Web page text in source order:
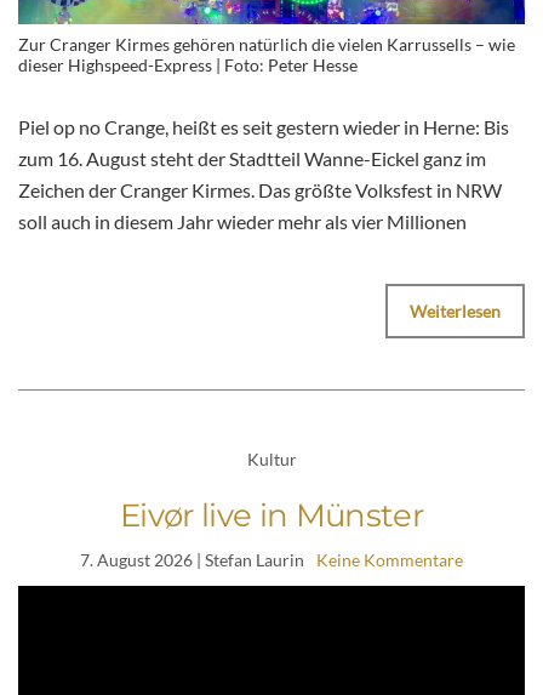
Zur Cranger Kirmes gehören natürlich die vielen Karrussells – wie
dieser Highspeed-Express | Foto: Peter Hesse
Piel op no Crange, heißt es seit gestern wieder in Herne: Bis
zum 16. August steht der Stadtteil Wanne-Eickel ganz im
Zeichen der Cranger Kirmes. Das größte Volksfest in NRW
soll auch in diesem Jahr wieder mehr als vier Millionen
Weiterlesen
Kultur
Eivør live in Münster
7. August 2026 | Stefan Laurin Keine Kommentare